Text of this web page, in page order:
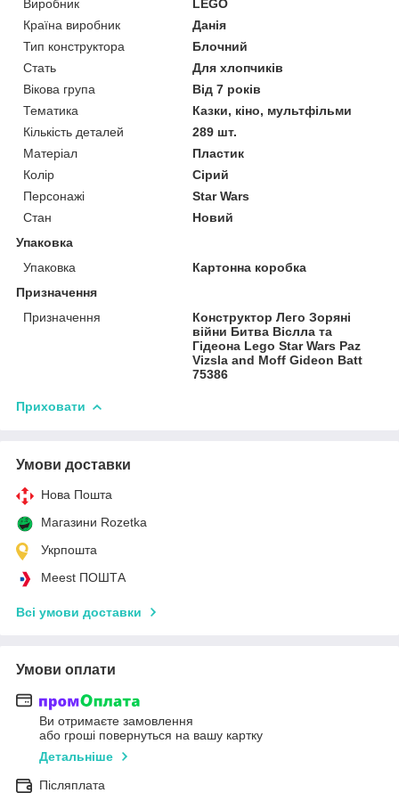
Виробник
LEGO
Країна виробник
Данія
Тип конструктора
Блочний
Стать
Для хлопчиків
Вікова група
Від 7 років
Тематика
Казки, кіно, мультфільми
Кількість деталей
289 шт.
Матеріал
Пластик
Колір
Сірий
Персонажі
Star Wars
Стан
Новий
Упаковка
Упаковка
Картонна коробка
Призначення
Призначення
Конструктор Лего Зоряні
війни Битва Віслла та
Гідеона Lego Star Wars Paz
Vizsla and Moff Gideon Batt
75386
Приховати
Умови доставки
Нова Пошта
Магазини Rozetka
Укрпошта
Meest ПОШТА
Всі умови доставки
Умови оплати
Ви отримаєте замовлення
або гроші повернуться на вашу картку
Детальніше
Післяплата